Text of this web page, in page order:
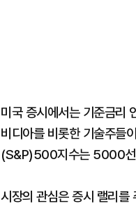
미국 증시에서는 기준금리
비디아를 비롯한 기술주들
(S&P)500지수는 5000선
시장의 관심은 증시 랠리